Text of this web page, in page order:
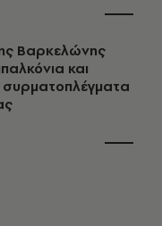
Βαρκελώνης
και